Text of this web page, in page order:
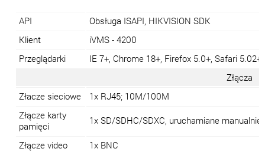
API
Obsługa ISAPI, HIKVISION SDK
Klient
iVMS - 4200
Przeglądarki
IE 7+, Chrome 18+, Firefox 5.0+, Safari 5.02+
Złącza
Złacze sieciowe
1x RJ45; 10M/100M
Złącze karty
pamięci
1x SD/SDHC/SDXC, uruchamiane manualnie
Złącze video
1x BNC